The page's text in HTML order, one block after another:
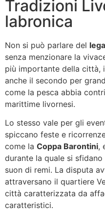
Tradizioni
labronica
Non si può parlare del
senza menzionare la
più importante della città,
anche il secondo per
come la pesca abbia
marittime livornesi.
Lo stesso vale per gli
spiccano feste e
come la Coppa Barontini,
durante la quale si
suon di remi. La disputa
attraversano il quartiere
città caratterizzata da
caratteristici.